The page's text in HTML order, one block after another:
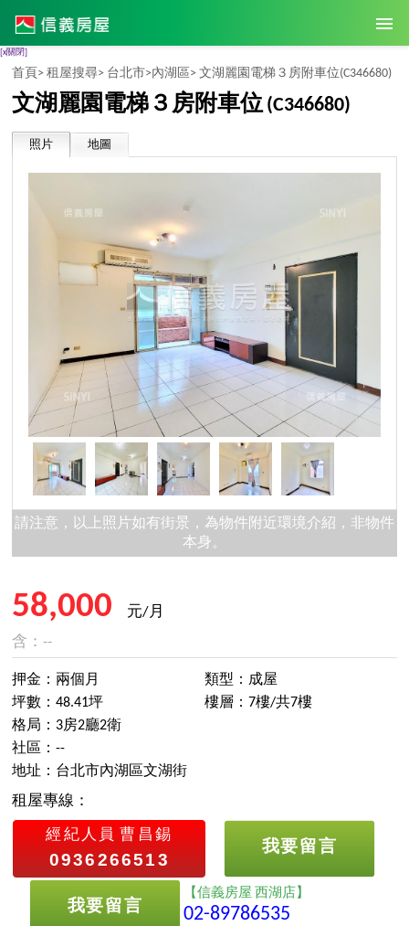
[x關閉]
首頁> 租屋搜尋> 台北市>內湖區> 文湖麗園電梯３房附車位(C346680)
文湖麗園電梯３房附車位 (C346680)
照片 地圖
請注意，以上照片如有街景，為物件附近環境介紹，非物件
本身。
58,000
元/月
含：--
押金：兩個月
坪數：48.41坪
類型：成屋
樓層：7樓/共7樓
格局：3房2廳2衛
社區：--
地址：台北市內湖區文湖街
租屋專線：
經紀人員 曹昌錫
0936266513
我要留言
我要留言
【信義房屋 西湖店】
02-89786535